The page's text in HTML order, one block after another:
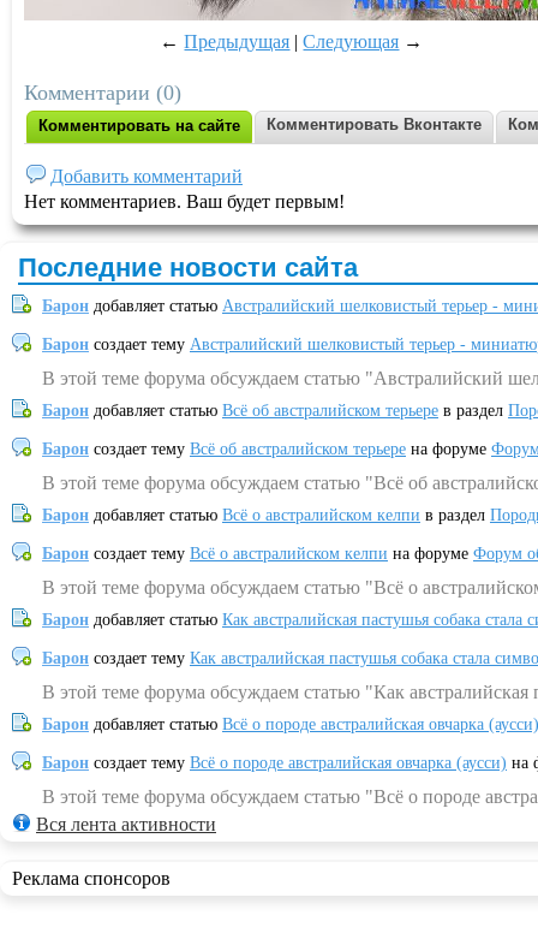
←Предыдущая |Следующая →
Комментарии (0)
Комментировать на сайте Комментировать Вконтакте
Добавить комментарий
Нет комментариев. Ваш будет первым!
Последние новости сайта
Барон добавляет статью Австралийский шелковистый терьер -
Барон создает тему Австралийский шелковистый терьер -
В этой теме форума обсуждаем статью "Австралийский
Барон добавляет статью Всё об австралийском терьере в раздел
Барон создает тему Всё об австралийском терьере на форуме
В этой теме форума обсуждаем статью "Всё об
Барон добавляет статью Всё о австралийском келпи в раздел
Барон создает тему Всё о австралийском келпи на форуме Форум
В этой теме форума обсуждаем статью "Всё о
Барон добавляет статью Как австралийская пастушья собака
Барон создает тему Как австралийская пастушья собака стала
В этой теме форума обсуждаем статью "Как
Барон добавляет статью Всё о породе австралийская овчарка (аусси)
Барон создает тему Всё о породе австралийская овчарка (аусси) на
В этой теме форума обсуждаем статью "Всё о породе
Вся лента активности
Реклама спонсоров